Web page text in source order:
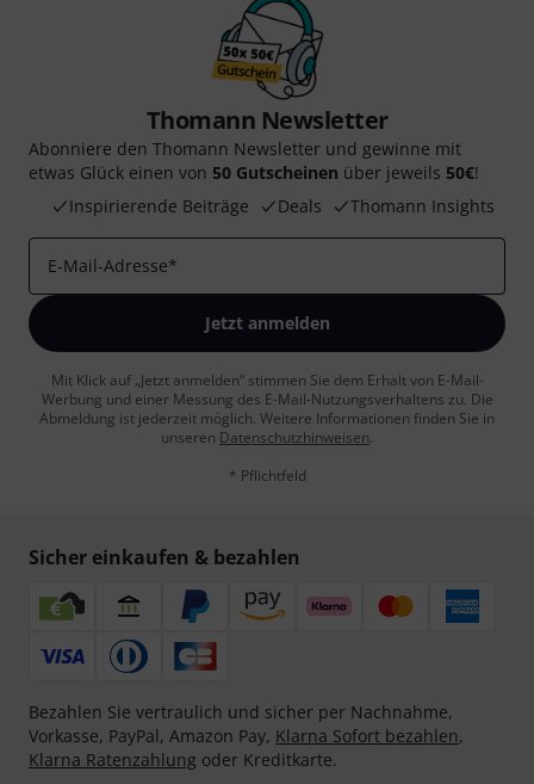
Thomann Newsletter
Abonniere den Thomann Newsletter und gewinne mit
etwas Glück einen von 50 Gutscheinen über jeweils 50€!
Inspirierende Beiträge
Deals Thomann Insights
E-Mail-Adresse*
Jetzt anmelden
Mit Klick auf „Jetzt anmelden“ stimmen Sie dem Erhalt von E-Mail-
Werbung und einer Messung des E-Mail-Nutzungsverhaltens zu. Die
Abmeldung ist jederzeit möglich. Weitere Informationen finden Sie in
unseren Datenschutzhinweisen.
* Pflichtfeld
Sicher einkaufen & bezahlen
Bezahlen Sie vertraulich und sicher per Nachnahme,
Vorkasse, PayPal, Amazon Pay, Klarna Sofort bezahlen,
Klarna Ratenzahlung oder Kreditkarte.